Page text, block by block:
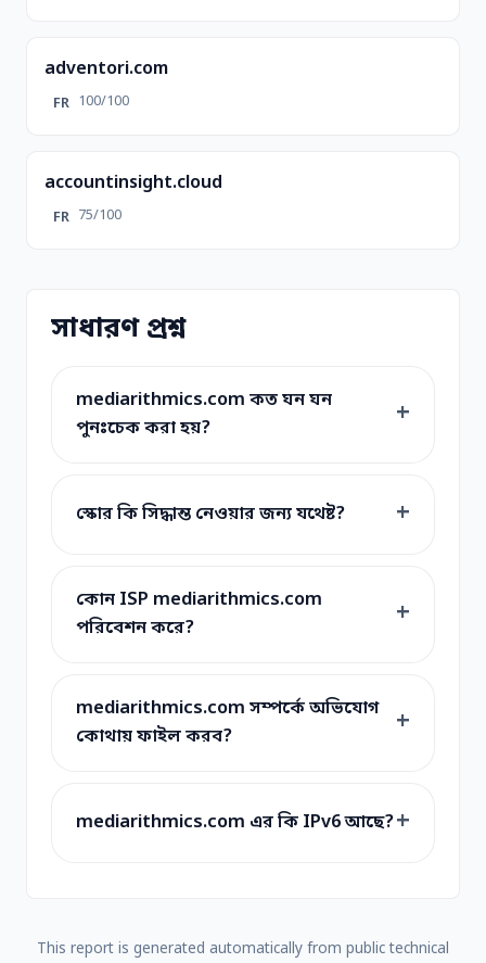
adventori.com
FR 100/100
accountinsight.cloud
FR 75/100
সাধারণ প্রশ্ন
mediarithmics.com কত ঘন ঘন
পুনঃচেক করা হয়?
স্কোর কি সিদ্ধান্ত নেওয়ার জন্য যথেষ্ট?
কোন ISP mediarithmics.com
পরিবেশন করে?
mediarithmics.com সম্পর্কে অভিযোগ
কোথায় ফাইল করব?
mediarithmics.com এর কি IPv6 আছে?
This report is generated automatically from public technical